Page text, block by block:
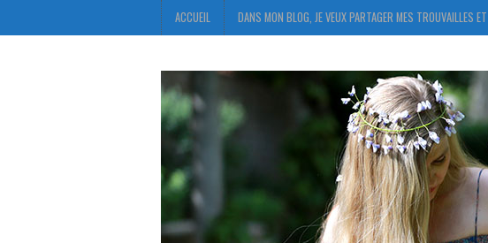
ACCUEIL DANS MON BLOG, JE VEUX PARTAGER MES TROUVAILLES